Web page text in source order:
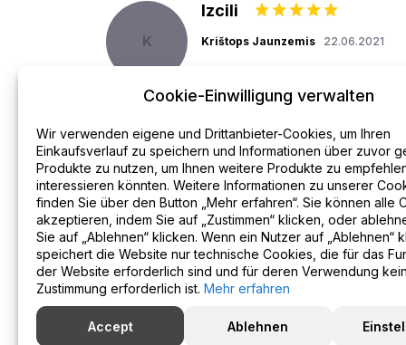
K
Izcili
Krištops Jaunzemis 22.06.2021
Kontaktiere uns Lieferung
Cookie-Einwilligung verwalten
Wir verwenden eigene und Drittanbieter-Cookies, um Ihren
Einkaufsverlauf zu speichern und Informationen über zuvor
Produkte zu nutzen, um Ihnen weitere Produkte zu
interessieren könnten. Weitere Informationen zu unserer
finden Sie über den Button „Mehr erfahren“. Sie können alle
akzeptieren, indem Sie auf „Zustimmen“ klicken, oder
Sie auf „Ablehnen“ klicken. Wenn ein Nutzer auf „Ablehnen“
speichert die Website nur technische Cookies, die für das
der Website erforderlich sind und für deren Verwendung
Zustimmung erforderlich ist. Mehr erfahren
Accept Ablehnen